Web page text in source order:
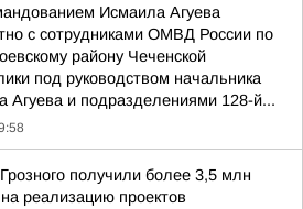
Исмаила Агуева
с сотрудниками ОМВД России по
району Чеченской
под руководством начальника
Агуева и подразделениями 128-й...
получили более 3,5 млн
реализацию проектов